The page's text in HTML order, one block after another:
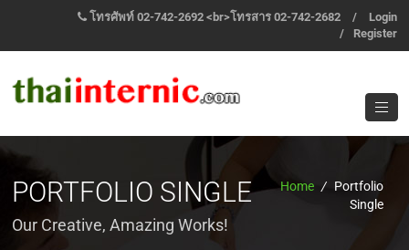
โทรศัพท์ 02-742-2692 <br>โทรสาร 02-742-2682 /
Login
/
Register
PORTFOLIO SINGLE
Our Creative, Amazing Works!
Home / Portfolio
Single